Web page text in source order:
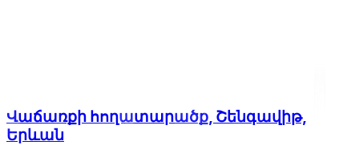
Վաճառքի հողատարածք, Շենգավիթ,
Երևան